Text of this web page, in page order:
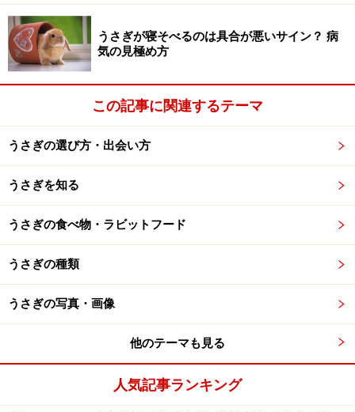
うさぎは音声、音で認識している？
うさぎが人間の言葉を理解するかどうか、科学的、学術
るなかで、人間の言葉を聞き分けているという、確信は
かなりあります。
名前を呼べば、すっ飛んで来ます。しかしそれは、手を
叩いて池の鯉に餌をやる時のように、また、過去に美味
せんが、どちらにしろ、名前を呼ぶ→嬉しいことがあ
る、と認識すれば、まっすぐ飛んできてくれます。
うさぎが寝そべるのは具合が悪いサイン？ 病
気の見極め方
この記事に関連するテーマ
うさぎの選び方・出会い方
うさぎを知る
うさぎの食べ物・ラビットフード
うさぎの種類
うさぎの写真・画像
他のテーマも見る
人気記事ランキング